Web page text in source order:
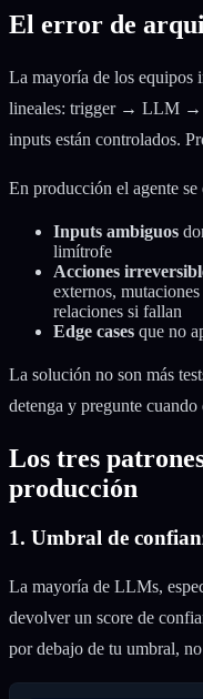
El error de
La mayoría de los equipos
lineales: trigger → LLM →
inputs están controlados.
En producción el agente se
Inputs ambiguos
limítrofe
Acciones
externos,
relaciones si fallan
Edge cases que no
La solución no son más
detenga y pregunte cuando
Los tres
producción
1. Umbral de
La mayoría de LLMs,
devolver un score de
por debajo de tu umbral,